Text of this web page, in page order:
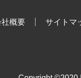
概要 サイトマ